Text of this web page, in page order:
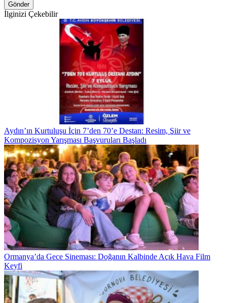
Gönder
İlginizi Çekebilir
Aydın’ın Kurtuluşu İçin 7’den 70’e Destan: Resim, Şiir ve
Kompozisyon Yarışması Başvuruları Başladı
Ormanya’da Gece Sineması: Doğanın Kalbinde Açık Hava Film
Keyfi